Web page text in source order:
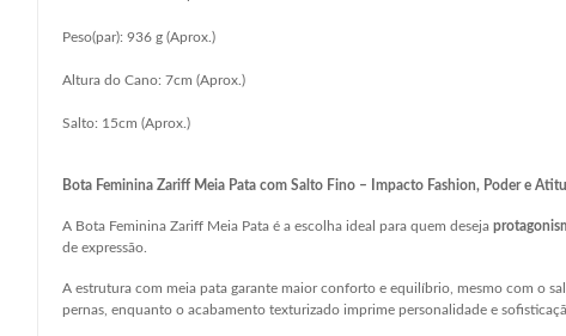
Peso(par): 936 g (Aprox.)
Altura do Cano: 7cm (Aprox.)
Salto: 15cm (Aprox.)
Bota Feminina Zariff Meia Pata com Salto Fino – Impacto Fashion, Poder e
A Bota Feminina Zariff Meia Pata é a escolha ideal para quem deseja
de expressão.
A estrutura com meia pata garante maior conforto e equilíbrio, mesmo com o
pernas, enquanto o acabamento texturizado imprime personalidade e